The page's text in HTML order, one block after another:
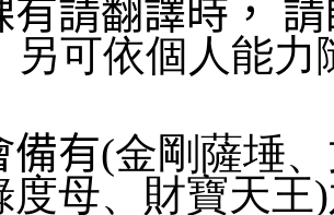
有請翻譯時，
另可依個人能
備有(金剛薩埵
度母、財寶天王